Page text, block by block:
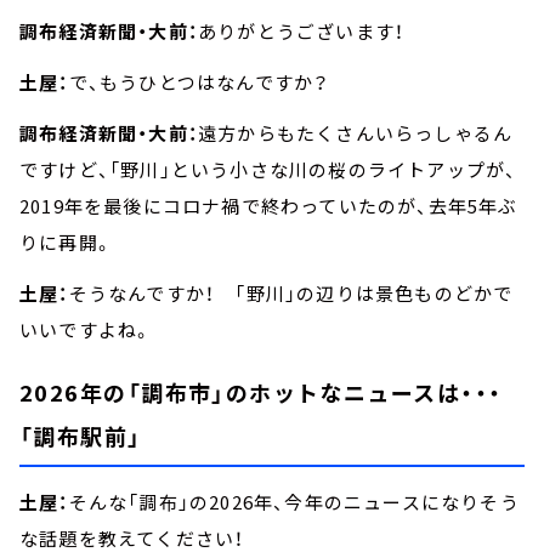
調布経済新聞・大前： ありがとうございます！
土屋： で、もうひとつはなんですか？
調布経済新聞・大前：遠方からもたくさんいらっしゃるん
ですけど、「野川」という小さな川の桜のライトアップが、
2019年を最後にコロナ禍で終わっていたのが、去年5年ぶ
りに再開。
土屋： そうなんですか！ 「野川」の辺りは景色ものどかで
いいですよね。
2026年の「調布市」のホットなニュースは・・・
「調布駅前」
土屋： そんな「調布」の2026年、今年のニュースになりそう
な話題を教えてください！